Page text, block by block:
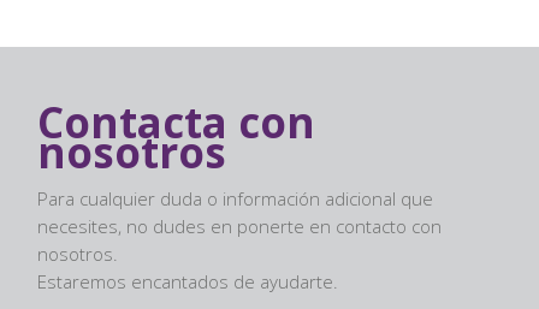
Contacta con
nosotros
Para cualquier duda o información adicional que
necesites, no dudes en ponerte en contacto con
nosotros.
Estaremos encantados de ayudarte.